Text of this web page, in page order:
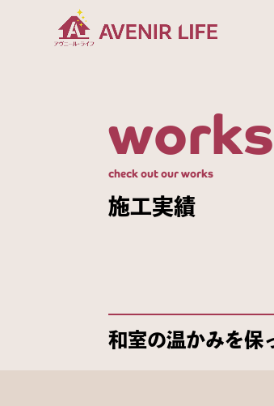
works
check out our works
施工実績
和室の温かみを保